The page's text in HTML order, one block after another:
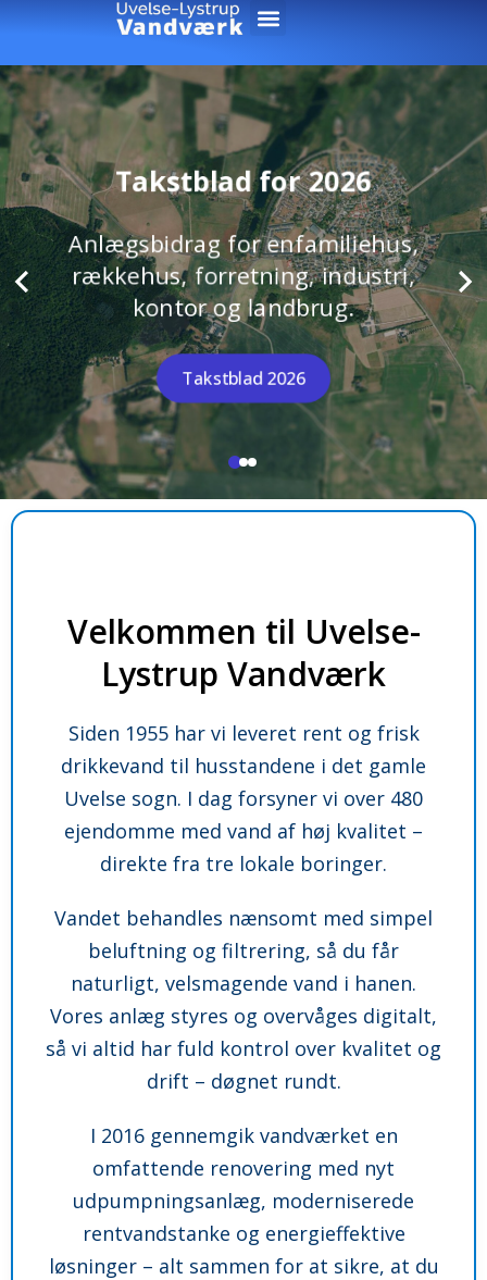
Takstblad for 2026
Anlægsbidrag for enfamiliehus,
rækkehus, forretning, industri,
kontor og landbrug.
Takstblad 2026
Velkommen til Uvelse-
Lystrup Vandværk
Siden 1955 har vi leveret rent og frisk
drikkevand til husstandene i det gamle
Uvelse sogn. I dag forsyner vi over 480
ejendomme med vand af høj kvalitet –
direkte fra tre lokale boringer.
Vandet behandles nænsomt med simpel
beluftning og filtrering, så du får
naturligt, velsmagende vand i hanen.
Vores anlæg styres og overvåges digitalt,
så vi altid har fuld kontrol over kvalitet og
drift – døgnet rundt.
I 2016 gennemgik vandværket en
omfattende renovering med nyt
udpumpningsanlæg, moderniserede
rentvandstanke og energieffektive
løsninger – alt sammen for at sikre, at du